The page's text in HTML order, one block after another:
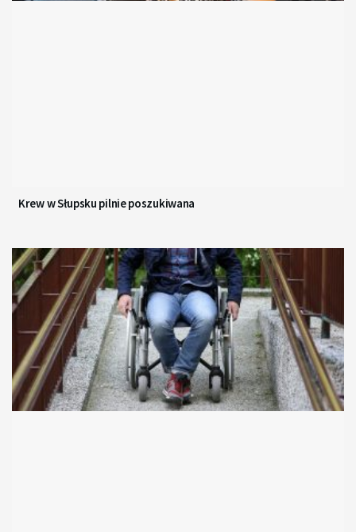
Krew w Słupsku pilnie poszukiwana